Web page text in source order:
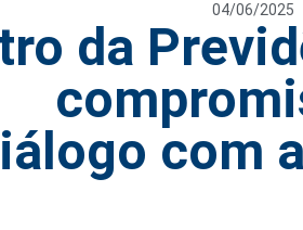
04/06/2025
da
com